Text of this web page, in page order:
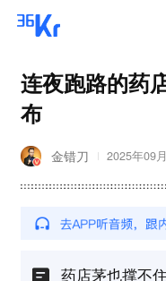
连夜跑路的药
布
金错刀 2025年09
药店茅也撑不